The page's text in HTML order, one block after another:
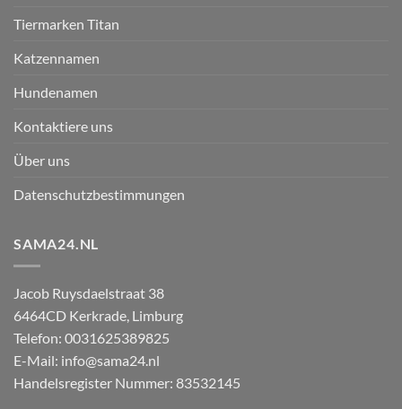
Tiermarken Titan
Katzennamen
Hundenamen
Kontaktiere uns
Über uns
Datenschutzbestimmungen
SAMA24.NL
Jacob Ruysdaelstraat 38
6464CD Kerkrade Limburg
Telefon: 0031625389825
E-Mail: info@sama24.nl
Handelsregister Nummer: 83532145